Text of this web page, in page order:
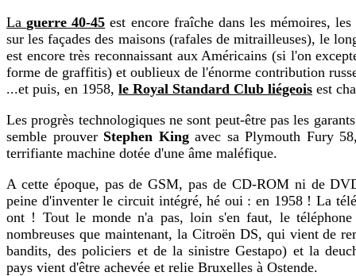
Laguerre 40-45 est encore fraîche dans les mémoires,
sur les façades des maisons (rafales de mitrailleuses), le
est encore très reconnaissant aux Américains (si l'on
forme de graffitis) et oublieux de l'énorme contribution
...et puis, en 1958, le Royal Standard Club liégeois est
Les progrès technologiques ne sont peut-être pas les
semble prouver Stephen Kingavec sa Plymouth Fury
terrifiante machine dotée d'une âme maléfique.
A cette époque, pas de GSM, pas de CD-ROM ni de
peine d'inventer le circuit intégré, hé oui : en 1958 ! La
ont ! Tout le monde n'a pas, loin s'en faut, le
nombreuses que maintenant, la Citroën DS, qui vient de
bandits, des policiers et de la sinistre Gestapo) et la
pays vient d'être achevée et relie Bruxelles à Ostende.